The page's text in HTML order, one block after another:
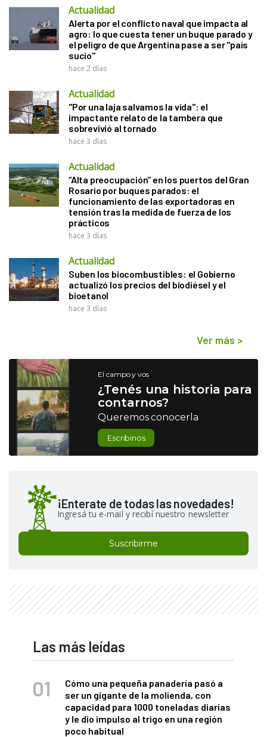
Actualidad
Alerta por el conflicto naval que impacta al
agro: lo que cuesta tener un buque parado y
el peligro de que Argentina pase a ser "país
sucio"
hace 2 días
Actualidad
"Por una laja salvamos la vida": el
impactante relato de la tambera que
sobrevivió al tornado
hace 3 días
Actualidad
“Alta preocupación” en los puertos del Gran
Rosario por buques parados: el
funcionamiento de las exportadoras en
tensión tras la medida de fuerza de los
prácticos
hace 3 días
Actualidad
Suben los biocombustibles: el Gobierno
actualizó los precios del biodiésel y el
bioetanol
hace 3 días
Ver más >
El campo y vos
¿Tenés una historia para
contarnos?
Queremos conocerla
Escribinos
¡Enterate de todas las novedades!
Ingresá tu e-mail y recibí nuestro newsletter
Suscribirme
Las más leídas
Cómo una pequeña panadería pasó a
ser un gigante de la molienda, con
capacidad para 1000 toneladas diarias
y le dio impulso al trigo en una región
poco habitual